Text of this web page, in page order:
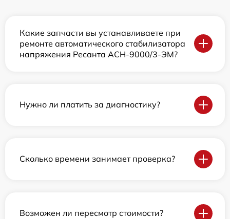
Какие запчасти вы устанавливаете при
ремонте автоматического стабилизатора
напряжения Ресанта АСН-9000/3-ЭМ?
Нужно ли платить за диагностику?
Сколько времени занимает проверка?
Возможен ли пересмотр стоимости?